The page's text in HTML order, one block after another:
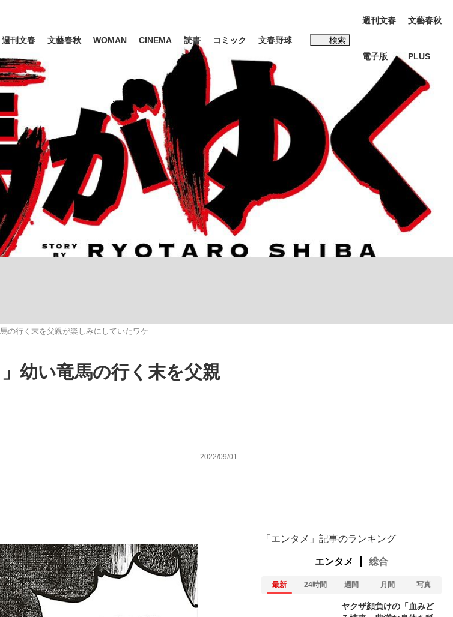
ライフ インタビュー 読書
に... 「最悪の空気のまま解散」WBC日本代表“敗戦”の真実 選手が明かす...
... 「クマが悪者扱いされているのが悲しい」『北の国から』倉本聰氏（91...
監督...
もっと見る
観る将棋、読む将棋
週刊文春 文藝春秋 WOMAN CINEMA 読書 コミック 文春野球 検索
#後藤真希 #城彰二 #内田有紀
#松田聖子
週刊文春
電子版
文藝春秋
PLUS
の行く末を父親が楽しみにしていたワケ
幼い竜馬の行く末を父親
2022/09/01
「エンタメ」記事のランキング
エンタメ 総合
最新 24時間 週間 月間 写真
ヤクザ顔負けの「血みど